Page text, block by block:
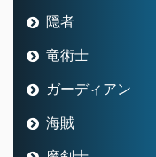
隠者
竜術士
ガーディアン
海賊